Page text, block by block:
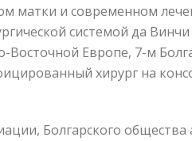
матки и современном
системой да
Европе, 7-м
хирург на
Болгарского общества